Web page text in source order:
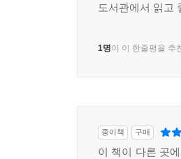
도서관에서 읽고
1명이 이 한줄평을 추
종이책 구매
이 책이 다른 곳